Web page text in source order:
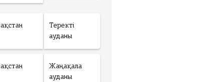
Теректі
ауданы
Жаңақала
ауданы